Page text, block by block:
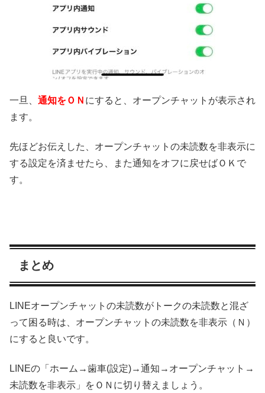
一旦、 通知をＯＮ にすると、オープンチャットが表示され
ます。
先ほどお伝えした、オープンチャットの未読数を非表示に
する設定を済ませたら、また通知をオフに戻せばＯＫで
す。
まとめ
LINEオープンチャットの未読数がトークの未読数と混ざ
って困る時は、オープンチャットの未読数を非表示（Ｎ）
にすると良いです。
LINEの「ホーム→歯車(設定)→通知→オープンチャット→
未読数を非表示」をＯＮに切り替えましょう。